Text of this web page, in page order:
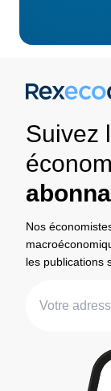
Suivez
Nos
les publications